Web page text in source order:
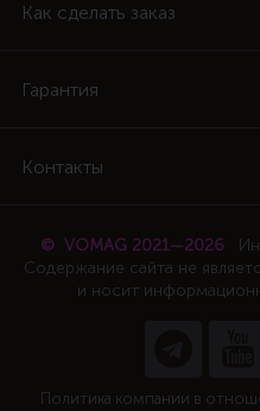
Как сделать заказ
Гарантия
Контакты
© VOMAG 2021—2026
Содержание сайта не
и носит
Политика компании в